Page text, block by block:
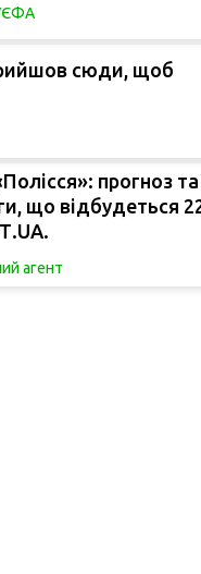
сюди, щоб
прогноз
що відбудеться
агент